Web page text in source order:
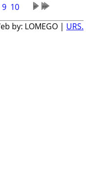
9 10
by: LOMEGO | URS.